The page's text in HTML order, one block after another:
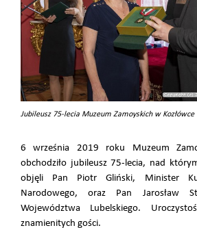
Jubileusz 75-lecia Muzeum Zamoyskich w Kozłówce
6 września 2019 roku Muzeum
obchodziło jubileusz 75-lecia, nad
objęli Pan Piotr Gliński, Minister
Narodowego, oraz Pan Jarosław
Województwa Lubelskiego.
znamienitych gości.